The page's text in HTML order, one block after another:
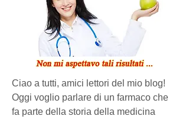
Ciao a tutti, amici lettori del mio blog!
Oggi voglio parlare di un farmaco che
fa parte della storia della medicina